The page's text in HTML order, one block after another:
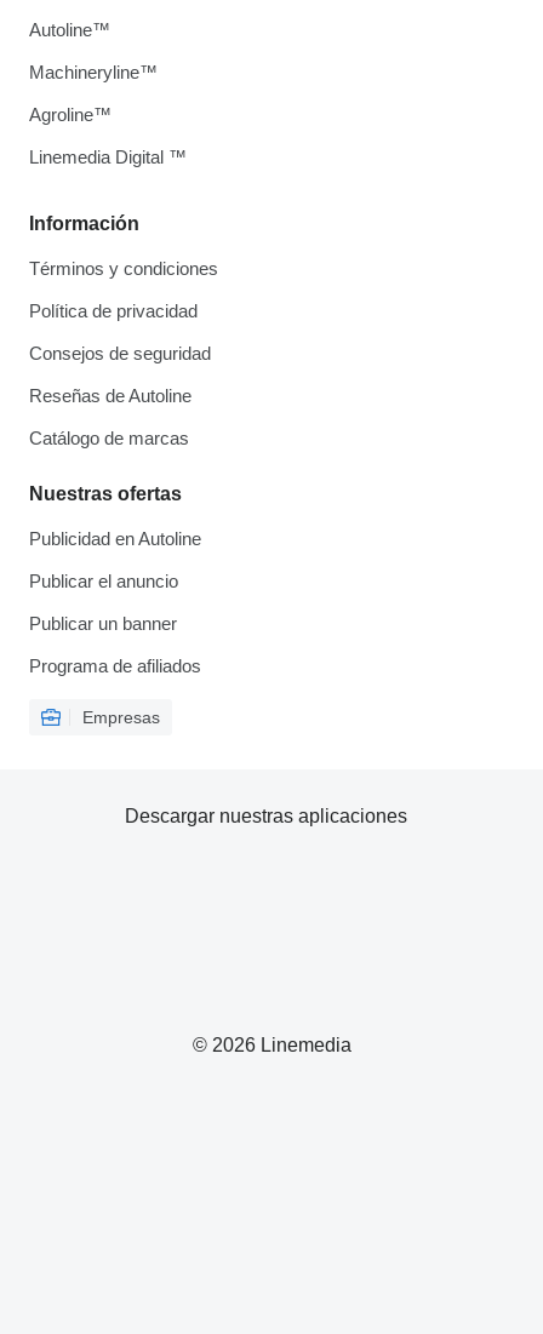
Información
Términos y condiciones
Política de privacidad
Consejos de seguridad
Reseñas de Autoline
Catálogo de marcas
Nuestras ofertas
Publicidad en Autoline
Publicar el anuncio
Publicar un banner
Programa de afiliados
Empresas
Autoline™
Machineryline™
Agroline™
Linemedia Digital ™
© 2026 Linemedia
Descargar nuestras aplicaciones